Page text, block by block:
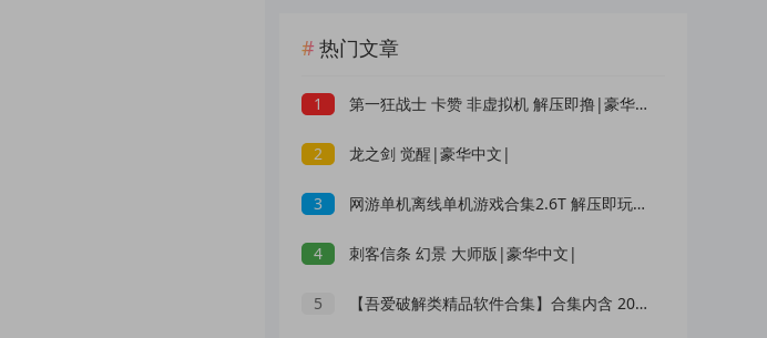
热门文章
1 第一狂战士 卡赞 非虚拟机 解压即撸|豪华中文|
2 龙之剑 觉醒|豪华中文|
3 网游单机离线单机游戏合集2.6T 解压即玩 网盘下载 一键端免安装免配置
4 刺客信条 幻景 大师版|豪华中文|
5 【吾爱破解类精品软件合集】合集内含 2000 +实用工具 【1.5GB】